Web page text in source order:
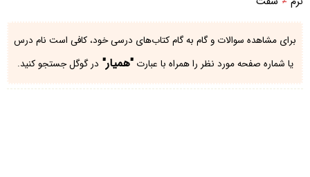
برای مشاهده سوالات و گام به گام کتاب‌های درسی خود، کافی است نام درس
یا شماره صفحه مورد نظر را همراه با عبارت"همیار" در گوگل جستجو کنید.